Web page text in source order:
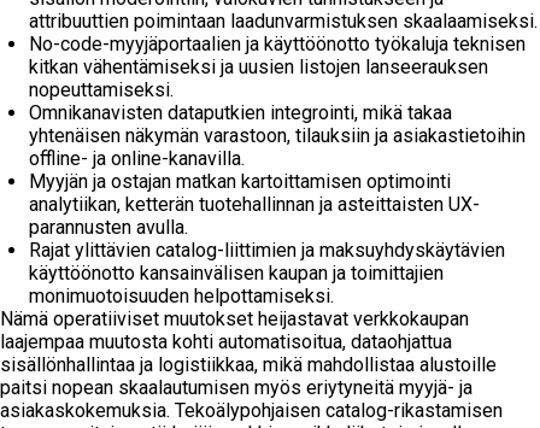
attribuuttien poimintaan laadunvarmistuksen skaalaamiseksi.
No-code-myyjäportaalien ja käyttöönotto työkaluja teknisen
kitkan vähentämiseksi ja uusien listojen lanseerauksen
nopeuttamiseksi.
Omnikanavisten dataputkien integrointi, mikä takaa
yhtenäisen näkymän varastoon, tilauksiin ja asiakastietoihin
offline- ja online-kanavilla.
Myyjän ja ostajan matkan kartoittamisen optimointi
analytiikan, ketterän tuotehallinnan ja asteittaisten UX-
parannusten avulla.
Rajat ylittävien catalog-liittimien ja maksuyhdyskäytävien
käyttöönotto kansainvälisen kaupan ja toimittajien
monimuotoisuuden helpottamiseksi.
Nämä operatiiviset muutokset heijastavat verkkokaupan
laajempaa muutosta kohti automatisoitua, dataohjattua
sisällönhallintaa ja logistiikkaa, mikä mahdollistaa alustoille
paitsi nopean skaalautumisen myös eriytyneitä myyjä- ja
asiakaskokemuksia. Tekoälypohjaisen catalog-rikastamisen